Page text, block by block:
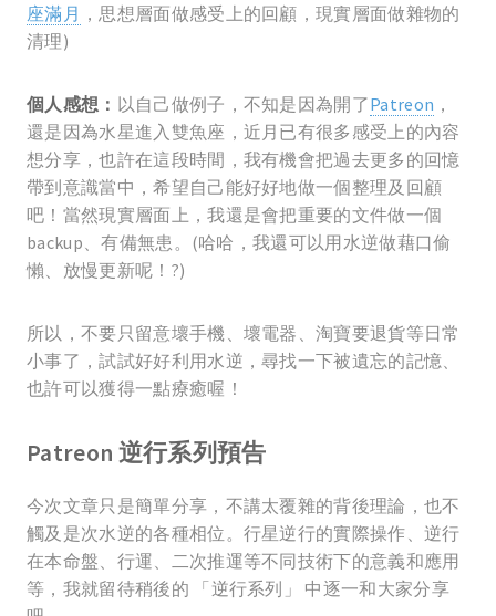
座滿月 ，思想層面做感受上的回顧，現實層面做雜物的
清理)
個人感想： 以自己做例子，不知是因為開了Patreon ，
還是因為水星進入雙魚座，近月已有很多感受上的內容
想分享，也許在這段時間，我有機會把過去更多的回憶
帶到意識當中，希望自己能好好地做一個整理及回顧
吧！當然現實層面上，我還是會把重要的文件做一個
backup、有備無患。(哈哈，我還可以用水逆做藉口偷
懶、放慢更新呢！?)
所以，不要只留意壞手機、壞電器、淘寶要退貨等日常
小事了，試試好好利用水逆，尋找一下被遺忘的記憶、
也許可以獲得一點療癒喔！
Patreon 逆行系列預告
今次文章只是簡單分享，不講太覆雜的背後理論，也不
觸及是次水逆的各種相位。行星逆行的實際操作、逆行
在本命盤、行運、二次推運等不同技術下的意義和應用
等，我就留待稍後的 「逆行系列」 中逐一和大家分享